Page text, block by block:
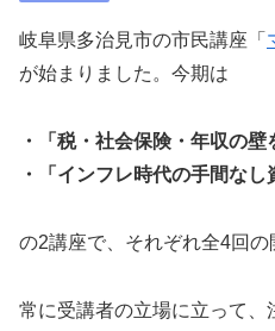
岐阜県多治見市の市民講座「
が始まりました。今期は
・「税・社会保険・年収の壁
・「インフレ時代の手間なし
の2講座で、それぞれ全4回の
常に受講者の立場に立って